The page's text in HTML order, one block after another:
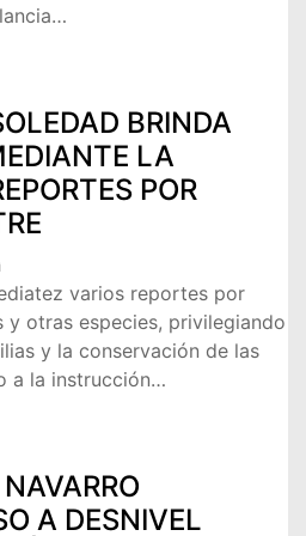
BRINDA
LA
POR
varios reportes por
y otras especies, privilegiando
y la conservación de las
a la instrucción…
A DESNIVEL